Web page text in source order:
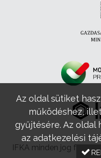
IFKA minden jog
Az oldal sütiket
működéshez,
gyűjtésére. Az oldal
az adatkezelési